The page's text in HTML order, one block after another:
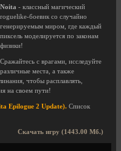
Noita - классный магический
roguelike-боевик со случайно
генерируемым миром, где каждый
пиксель моделируется по законам
физики!
Сражайтесь с врагами, исследуйте
различные места, а также
чтобы расплавлять,
на своем пути!
Epilogue 2 Update). Список
Скачать игру (1443.00 Мб.)